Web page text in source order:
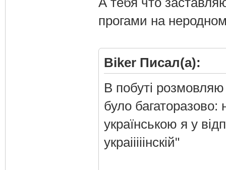
прогами на
Biker Писал(а):
В побуті
було багаторазово:
українською я у
украііііінскій"